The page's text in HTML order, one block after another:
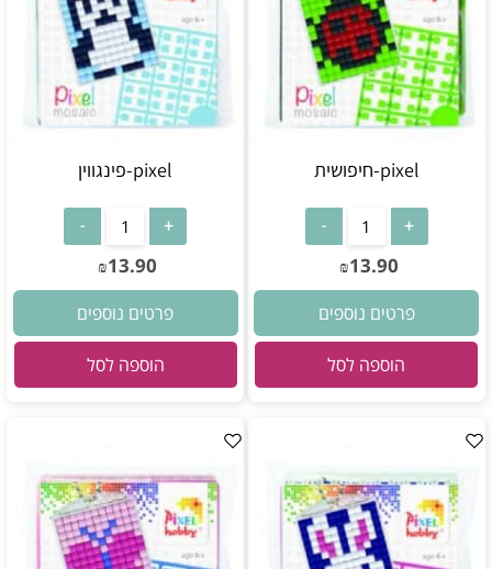
pixel-חיפושית
₪13.90
פרטים נוספים
הוספה לסל
pixel-פינגווין
₪13.90
פרטים נוספים
הוספה לסל